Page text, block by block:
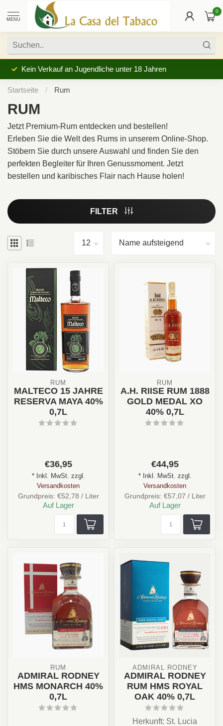
MENU
0
Kein Verkauf an Jugendliche unter 18 Jahren
Startseite / Rum
RUM
Jetzt Premium-Rum entdecken und bestellen!
Erleben Sie die Welt des Rums in unserem Online-Shop.
Stöbern Sie durch unsere Auswahl und finden Sie den
perfekten Begleiter für Ihren Genussmoment. Jetzt
bestellen und karibisches Flair nach Hause holen!
FILTER
RUM
MALTECO 15 JAHRE
RESERVA MAYA 40%
0,7L
€36,95
* Inkl. MwSt. zzgl.
Versandkosten
Grundpreis: €52,78 / Liter
Auf Lager
RUM
A.H. RIISE RUM 1888
GOLD MEDAL XO
40% 0,7L
€44,95
* Inkl. MwSt. zzgl.
Versandkosten
Grundpreis: €57,07 / Liter
Auf Lager
RUM
ADMIRAL RODNEY
HMS MONARCH 40%
0,7L
ADMIRAL RODNEY
ADMIRAL RODNEY
RUM HMS ROYAL
OAK 40% 0,7L
Herkunft: St. Lucia